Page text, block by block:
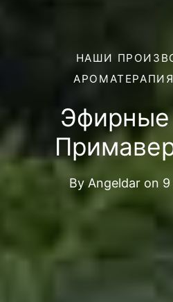
НАШИ
ByAngeldaron